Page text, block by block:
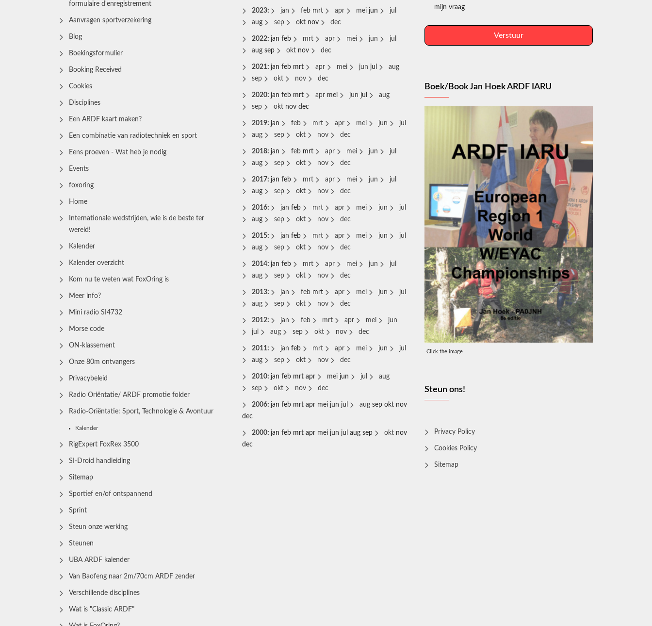
formulaire d'enregistrement
Aanvragen sportverzekering
Blog
Boekingsformulier
Booking Received
Cookies
Disciplines
Een ARDF kaart maken?
Een combinatie van radiotechniek en sport
Eens proeven - Wat heb je nodig
Events
foxoring
Home
Internationale wedstrijden, wie is de beste ter
wereld!
Kalender
Kalender overzicht
Kom nu te weten wat FoxOring is
Meer info?
Mini radio SI4732
Morse code
ON-klassement
Onze 80m ontvangers
Privacybeleid
Radio Oriëntatie/ ARDF promotie folder
Radio‑Oriëntatie: Sport, Technologie & Avontuur
Kalender
RigExpert FoxRex 3500
SI-Droid handleiding
Sitemap
Sportief en/of ontspannend
Sprint
Steun onze werking
Steunen
UBA ARDF kalender
Van Baofeng naar 2m/70cm ARDF zender
Verschillende disciplines
Wat is "Classic ARDF"
2023: jan feb mrt apr mei jun
jul
aug
sep okt nov dec
2022: jan feb mrt apr mei jun
jul
aug sep okt nov dec
2021: jan feb mrt apr mei jun jul
aug
sep
okt nov dec
2020: jan feb mrt apr mei jun jul
aug
sep
okt nov dec
2019: jan feb mrt apr mei jun
jul
aug
sep okt nov dec
2018: jan feb mrt apr mei jun
jul
aug
sep okt nov dec
2017: jan feb mrt apr mei jun
jul
aug
sep okt nov dec
2016: jan feb mrt apr mei jun
jul
aug
sep okt nov dec
2015: jan feb mrt apr mei jun
jul
aug
sep okt nov dec
2014: jan feb mrt apr mei jun
jul
aug
sep okt nov dec
2013: jan feb mrt apr mei jun
jul
aug
sep okt nov dec
2012: jan feb mrt apr mei
jun
jul
aug sep okt nov dec
2011: jan feb mrt apr mei jun
jul
aug
sep okt nov dec
2010: jan feb mrt apr mei jun jul
aug
sep
okt nov dec
2006: jan feb mrt apr mei jun jul aug sep okt nov
dec
2000: jan feb mrt apr mei jun jul aug sep okt nov
dec
mijn vraag
Verstuur
Boek/Book Jan Hoek ARDF IARU
Click the image
Steun ons!
Privacy Policy
Cookies Policy
Sitemap